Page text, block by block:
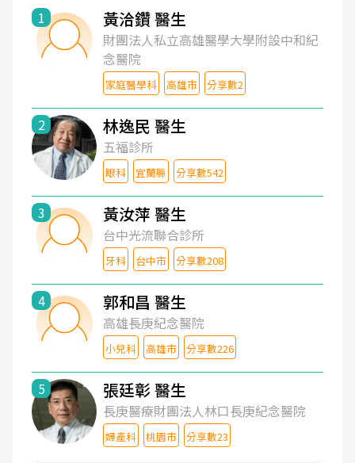
1 黃洽鑽 醫生
財團法人私立高雄醫學大學附設中和紀
念醫院
家庭醫學科 高雄市 分享數2
2 林逸民 醫生
五福診所
眼科 宜蘭縣 分享數542
3 黃汝萍 醫生
台中光流聯合診所
牙科 台中市 分享數208
4 郭和昌 醫生
高雄長庚紀念醫院
小兒科 高雄市 分享數226
5 張廷彰 醫生
長庚醫療財團法人林口長庚紀念醫院
婦產科 桃園市 分享數23